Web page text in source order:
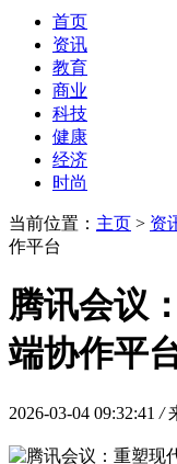
首页
资讯
教育
商业
科技
健康
经济
时尚
当前位置： 主页 > 资
作平台
腾讯会议
端协作平
2026-03-04 09:32:41 /